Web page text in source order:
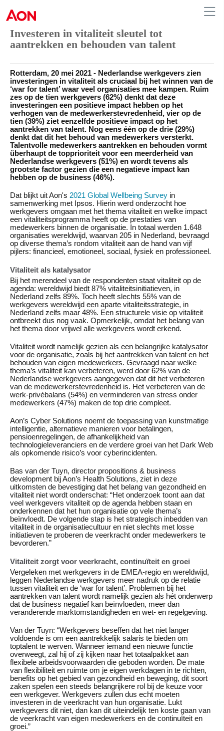
Investeren in vitaliteit sleutel tot
aantrekken en behouden van talent
Rotterdam, 20 mei 2021 - Nederlandse werkgevers zien
investeringen in vitaliteit als cruciaal bij het winnen van de
‘war for talent’ waar veel organisaties mee kampen. Ruim
zes op de tien werkgevers (62%) denkt dat deze
investeringen een positieve impact hebben op het
verhogen van de medewerkerstevredenheid, vier op de
tien (39%) ziet eenzelfde positieve impact op het
aantrekken van talent. Nog eens één op de drie (29%)
denkt dat dit het behoud van medewerkers versterkt.
Talentvolle medewerkers aantrekken en behouden vormt
überhaupt de topprioriteit voor een meerderheid van
Nederlandse werkgevers (51%) en wordt tevens als
grootste factor gezien die een negatieve impact kan
hebben op de business (46%).
Dat blijkt uit Aon's 2021 Global Wellbeing Survey in
samenwerking met Ipsos. Hierin werd onderzocht hoe
werkgevers omgaan met het thema vitaliteit en welke impact
een vitaliteitsprogramma heeft op de prestaties van
medewerkers binnen de organisatie. In totaal werden 1.648
organisaties wereldwijd, waarvan 205 in Nederland, bevraagd
op diverse thema’s rondom vitaliteit aan de hand van vijf
pijlers: financieel, emotioneel, sociaal, fysiek en professioneel.
Vitaliteit als katalysator
Bij het merendeel van de respondenten staat vitaliteit op de
agenda: wereldwijd biedt 87% vitaliteitsinitiatieven, in
Nederland zelfs 89%. Toch heeft slechts 55% van de
werkgevers wereldwijd een aparte vitaliteitsstrategie, in
Nederland zelfs maar 48%. Een structurele visie op vitaliteit
ontbreekt dus nog vaak. Opmerkelijk, omdat het belang van
het thema door vrijwel alle werkgevers wordt erkend.
Vitaliteit wordt namelijk gezien als een belangrijke katalysator
voor de organisatie, zoals bij het aantrekken van talent en het
behouden van eigen medewerkers. Gevraagd naar welke
thema’s vitaliteit kan verbeteren, werd door 62% van de
Nederlandse werkgevers aangegeven dat dit het verbeteren
van de medewerkerstevredenheid is. Het verbeteren van de
werk-privébalans (54%) en verminderen van stress onder
medewerkers (47%) maken de top drie compleet.
Aon’s Cyber Solutions noemt de toepassing van kunstmatige
intelligentie, alternatieve manieren voor betalingen,
pensioenregelingen, de afhankelijkheid van
technologieleveranciers en de verdere groei van het Dark Web
als opkomende risico’s voor cyberincidenten.
Bas van der Tuyn, director propositions & business
development bij Aon’s Health Solutions, ziet in deze
uitkomsten de bevestiging dat het belang van gezondheid en
vitaliteit niet wordt onderschat: “Het onderzoek toont aan dat
veel werkgevers vitaliteit op de agenda hebben staan en
onderkennen dat het hun organisatie op vele thema’s
beïnvloedt. De volgende stap is het strategisch inbedden van
vitaliteit in de organisatiecultuur en niet slechts met losse
initiatieven te proberen de veerkracht onder medewerkers te
bevorderen.”
Vitaliteit zorgt voor veerkracht, continuïteit en groei
Vergeleken met werkgevers in de EMEA-regio en wereldwijd,
leggen Nederlandse werkgevers meer nadruk op de relatie
tussen vitaliteit en de ‘war for talent’. Problemen bij het
aantrekken van talent wordt namelijk gezien als hét onderwerp
dat de business negatief kan beïnvloeden, meer dan
veranderende marktomstandigheden en wet- en regelgeving.
Van der Tuyn: “Werkgevers beseffen dat het niet langer
voldoende is om een aantrekkelijk salaris te bieden om
toptalent te werven. Wanneer iemand een nieuwe functie
overweegt, zal hij of zij kijken naar het totaalpakket aan
flexibele arbeidsvoorwaarden die geboden worden. De mate
van flexibiliteit en ruimte om je eigen werkdagen in te richten,
benefits op het gebied van gezondheid en beweging, dit soort
zaken spelen een steeds belangrijkere rol bij de keuze voor
een werkgever. Werkgevers zullen dus echt moeten
investeren in de veerkracht van hun organisatie. Lukt
werkgevers dit niet, dan kan dit uiteindelijk ten koste gaan van
de veerkracht van eigen medewerkers en de continuïteit en
groei.”